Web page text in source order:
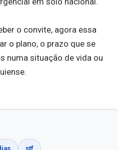
o convite, agora essa
o plano, o prazo que se
numa situação de vida ou
stf